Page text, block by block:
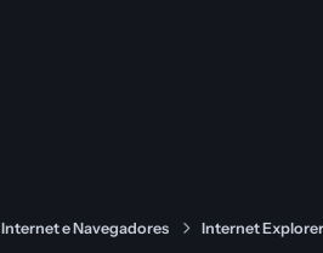
Internet e Navegadores Internet